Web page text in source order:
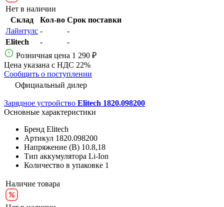
Нет в наличии
Склад
Кол-во Срок поставки
Лайнтулс -
-
Elitech
-
-
Розничная цена 1 290 ₽
Цена указана с НДС 22%
Сообщить о поступлении
Официальный дилер
Зарядное устройство Elitech 1820.098200
Основные характеристики
Бренд Elitech
Артикул 1820.098200
Напряжение (В) 10.8,18
Тип аккумулятора Li-Ion
Количество в упаковке 1
Наличие товара